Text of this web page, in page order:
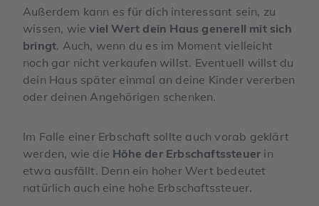
Außerdem kann es für dich interessant sein, zu
wissen, wieviel Wert dein Haus generell mit sich
bringt. Auch, wenn du es im Moment vielleicht
noch gar nicht verkaufen willst. Eventuell willst du
dein Haus später einmal an deine Kinder vererben
oder deinen Angehörigen schenken.
Im Falle einer Erbschaft sollte auch vorab geklärt
werden, wie die Höhe der Erbschaftssteuer in
etwa ausfällt. Denn ein hoher Wert bedeutet
natürlich auch eine hohe Erbschaftssteuer.